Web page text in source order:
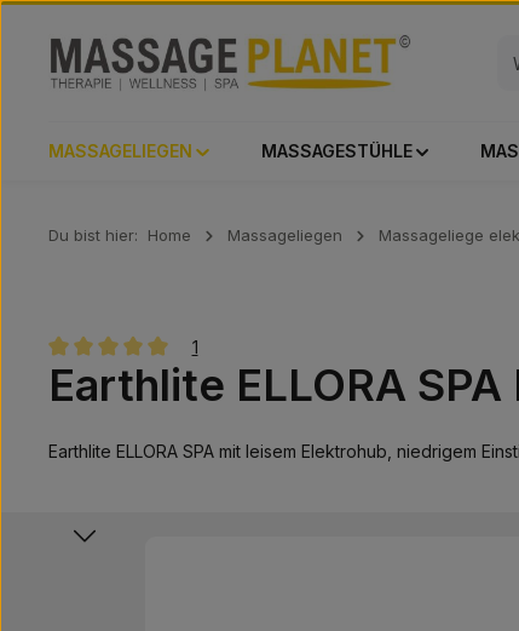
MASSAGELIEGEN MASSAGESTÜHLE
Du bist hier: Home Massageliegen Massageliege
Durchschnittliche Bewertung von 5 von 5 Sternen
1
Earthlite ELLORA
Earthlite ELLORA SPA mit leisem Elektrohub, niedrigem
Bildergalerie überspringen